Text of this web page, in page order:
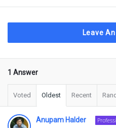
Leave
1 Answer
Voted Oldest Recent
Anupam Halder